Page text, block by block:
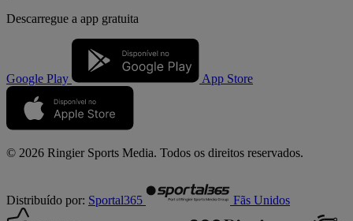
Descarregue a app gratuita
Google Play App Store
© 2026 Ringier Sports Media. Todos os direitos reservados.
Distribuído por: Sportal365 Fãs Unidos